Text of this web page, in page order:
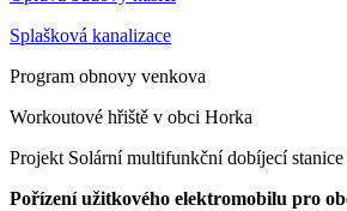
Splašková kanalizace
Program obnovy venkova
Workoutové hřiště v obci Horka
Projekt Solární multifunkční dobíjecí
Pořízení užitkového elektromobilu pro